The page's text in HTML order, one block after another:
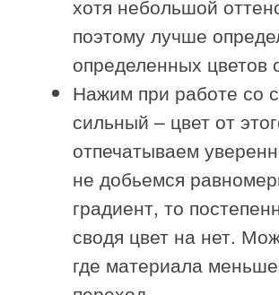
хотя небольшой
поэтому лучше
определенных цветов
Нажим при работе со
сильный – цвет от
отпечатываем
не добьемся
градиент, то
сводя цвет на нет.
где материала